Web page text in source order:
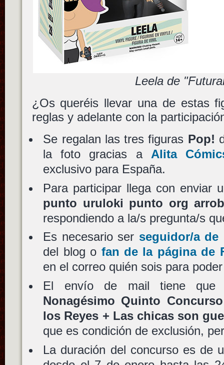
Leela de
¿Os queréis llevar una de estas
reglas y adelante con la
Se regalan las tres figuras Pop!
la foto gracias a Alita
exclusivo para España.
Para participar llega con enviar
punto uruloki punto org
respondiendo a la/s pregunta/s
Es necesario ser seguidor/a de
del blog o fan de la página de
en el correo quién sois para
El envío de mail tiene que
Nonagésimo Quinto
los Reyes + Las chicas son
que es condición de exclusión,
La duración del concurso es de